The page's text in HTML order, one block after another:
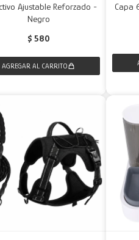
Ajustable Reforzado -
Negro
$ 580
Capa